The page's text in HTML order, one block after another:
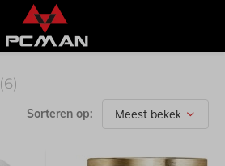
(6)
Sorteren op: